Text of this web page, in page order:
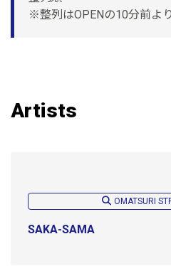
※整列はOPENの10分前よ
Artists
OMATSURI
SAKA-SAMA